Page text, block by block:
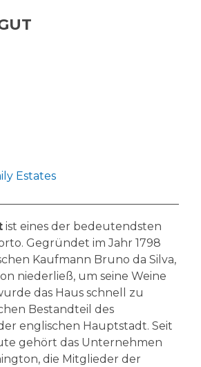
Estates
ist eines der bedeutendsten
Gegründet im Jahr 1798
Kaufmann Bruno da Silva,
niederließ, um seine Weine
das Haus schnell zu
Bestandteil des
englischen Hauptstadt. Seit
gehört das Unternehmen
die Mitglieder der